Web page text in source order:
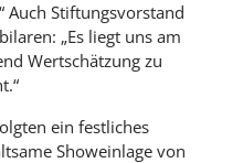
Auch Stiftungsvorstand
„Es liegt uns am
Wertschätzung zu
ein festliches
Showeinlage von